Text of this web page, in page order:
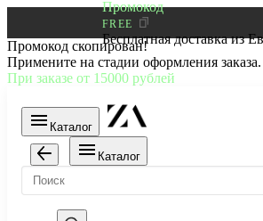
Промокод
FREE
Бесплатная доставка из
Промокод скопирован!
Примените на стадии оформления заказа.
При заказе от 15000 рублей
Каталог
Каталог